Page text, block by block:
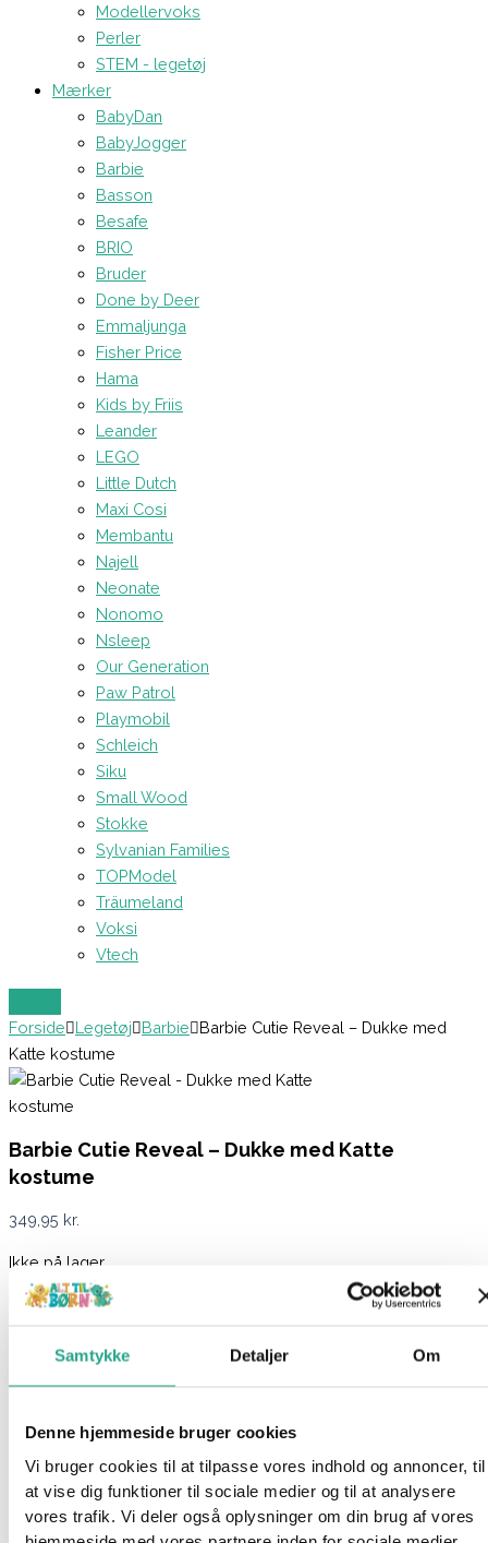
Samtykke Detaljer Om
Denne hjemmeside bruger cookies
Vi bruger cookies til at tilpasse vores indhold og annoncer, til
at vise dig funktioner til sociale medier og til at analysere
vores trafik. Vi deler også oplysninger om din brug af vores
Modellervoks
Perler
STEM - legetøj
Mærker
BabyDan
BabyJogger
Barbie
Basson
Besafe
BRIO
Bruder
Done by Deer
Emmaljunga
Fisher Price
Hama
Kids by Friis
Leander
LEGO
Little Dutch
Maxi Cosi
Membantu
Najell
Neonate
Nonomo
Nsleep
Our Generation
Paw Patrol
Playmobil
Schleich
Siku
Small Wood
Stokke
Sylvanian Families
TOPModel
Träumeland
Voksi
Vtech
Forside Legetøj Barbie
Barbie Cutie Reveal – Dukke med
Katte kostume
Barbie Cutie Reveal – Dukke med Katte
kostume
349,95 kr.
Ikke på lager
Varenummer8162 Legetøj
Beskrivelse
unboxing oplevelse for barnet. Sættet indeholder nemlig en
Barbiedukke, der er iført et sødt kostume, der ligner en kat og
intet mindre end 10 overraskelser.